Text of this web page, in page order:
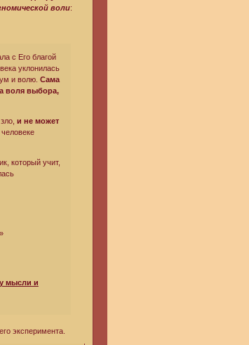
воли:
с Его благой
уклонилась
и волю. Сама
воля выбора,
и не может
который учит,
мысли и
эксперимента.